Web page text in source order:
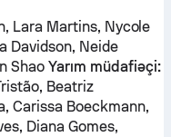
Lara Martins, Nycole
Davidson, Neide
Shao Yarım müdafiəçi:
Beatriz
Carissa Boeckmann,
Diana Gomes,